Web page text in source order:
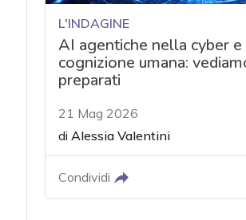
L'INDAGINE
AI agentiche nella cyber e
cognizione umana:
preparati
21 Mag 2026
di Alessia Valentini
Condividi